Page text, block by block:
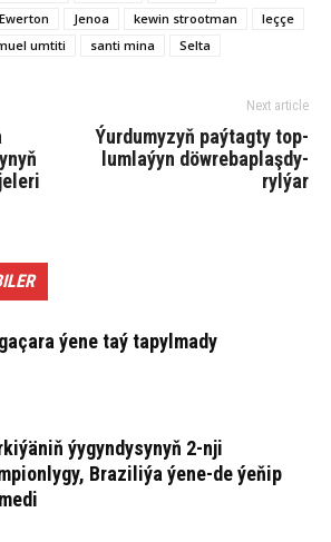
Ewerton Jenoa kewin strootman
leççe
umtiti santi mina Selta
Next article
Ýur­du­my­zyň paý­tag­ty top­
lum­la­ýyn döw­re­bap­laş­dy­
ryl­ýar
ýene taý tapylmady
ýygyndysynyň 2-nji
Braziliýa ýene-de ýeňip